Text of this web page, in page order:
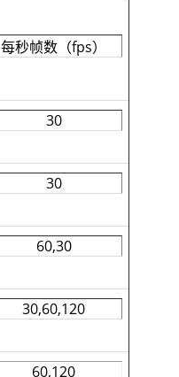
每秒帧数（fps）
30
30
60,30
30,60,120
60,120